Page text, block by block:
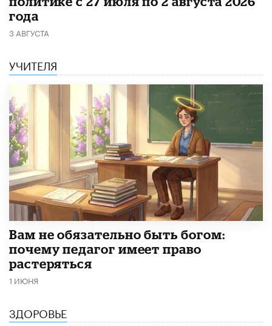
года
3 АВГУСТА
УЧИТЕЛЯ
​Вам не обязательно быть богом:
почему педагог имеет право
растеряться
1 ИЮНЯ
ЗДОРОВЬЕ